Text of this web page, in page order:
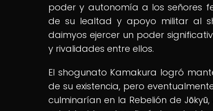
poder y autonomía a los señores
de su lealtad y apoyo militar al
daimyos ejercer un poder
y rivalidades entre ellos.
El shogunato Kamakura logró
de su existencia, pero
culminarían en la Rebelión de